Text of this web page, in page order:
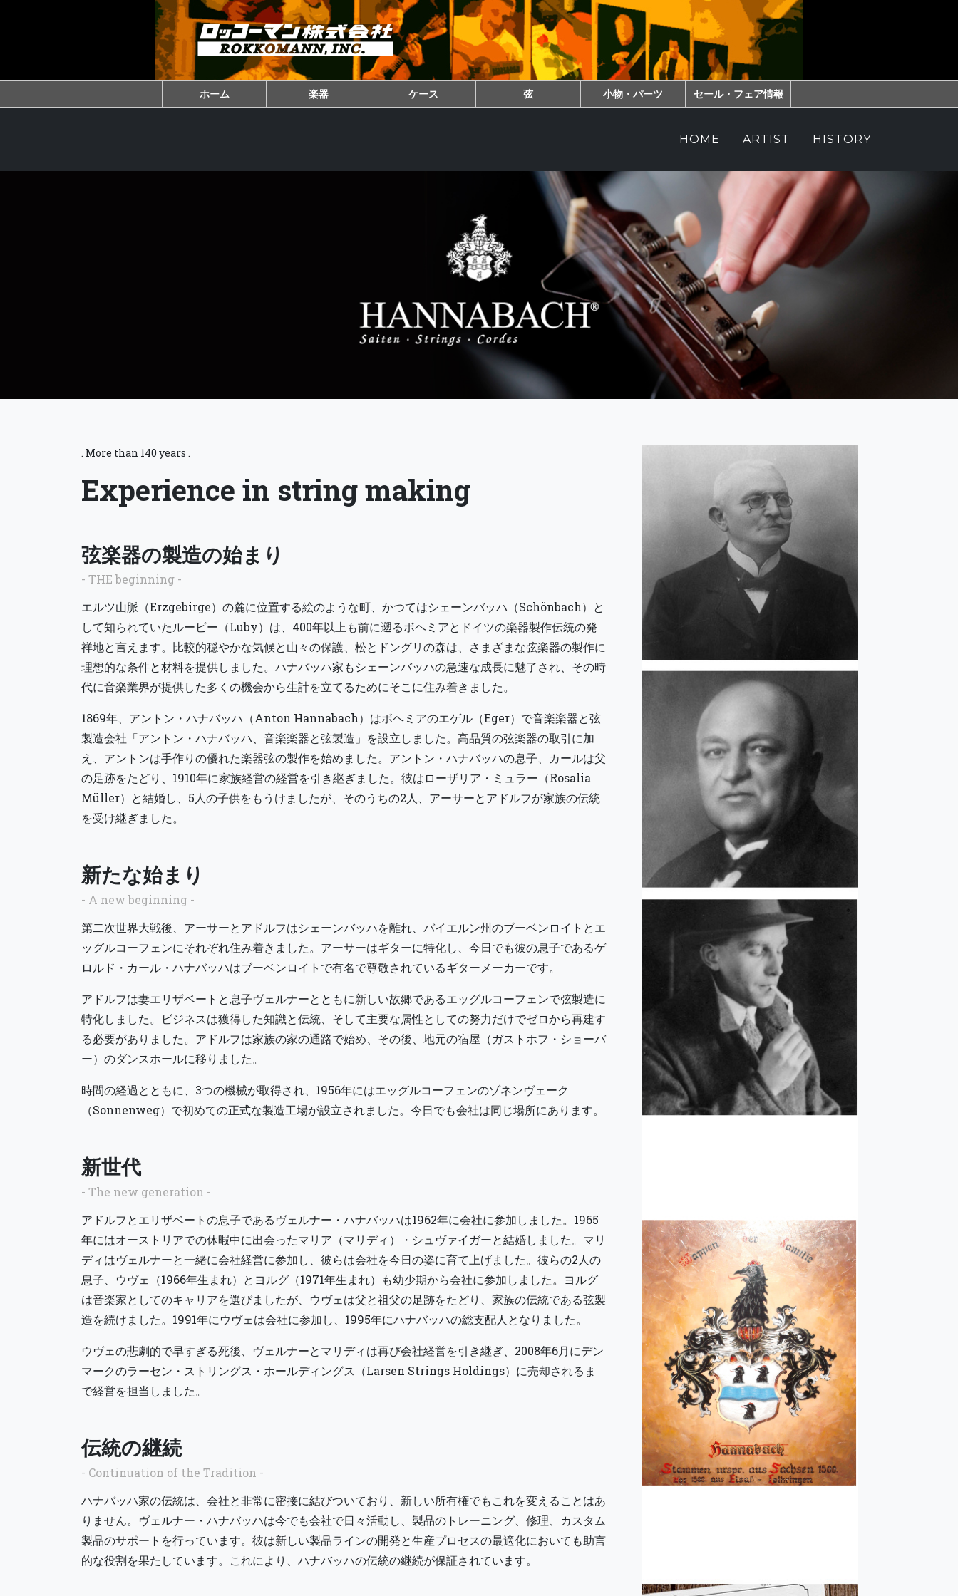
ホーム 楽器 ケース 弦 小物・パーツ セール・フェア情報
HOME ARTIST HISTORY
. More than 140 years .
Experience in string making
弦楽器の製造の始まり
- THE beginning -
エルツ山脈（Erzgebirge）の麓に位置する絵のような町、かつてはシェーンバッハ（Schönbach）と
して知られていたルービー（Luby）は、400年以上も前に遡るボヘミアとドイツの楽器製作伝統の発
祥地と言えます。比較的穏やかな気候と山々の保護、松とドングリの森は、さまざまな弦楽器の製作に
理想的な条件と材料を提供しました。ハナバッハ家もシェーンバッハの急速な成長に魅了され、その時
代に音楽業界が提供した多くの機会から生計を立てるためにそこに住み着きました。
1869年、アントン・ハナバッハ（Anton Hannabach）はボヘミアのエゲル（Eger）で音楽楽器と弦
製造会社「アントン・ハナバッハ、音楽楽器と弦製造」を設立しました。高品質の弦楽器の取引に加
え、アントンは手作りの優れた楽器弦の製作を始めました。アントン・ハナバッハの息子、カールは父
の足跡をたどり、1910年に家族経営の経営を引き継ぎました。彼はローザリア・ミュラー（Rosalia
Müller）と結婚し、5人の子供をもうけましたが、そのうちの2人、アーサーとアドルフが家族の伝統
を受け継ぎました。
新たな始まり
- A new beginning -
第二次世界大戦後、アーサーとアドルフはシェーンバッハを離れ、バイエルン州のブーベンロイトとエ
ッグルコーフェンにそれぞれ住み着きました。アーサーはギターに特化し、今日でも彼の息子であるゲ
ロルド・カール・ハナバッハはブーベンロイトで有名で尊敬されているギターメーカーです。
アドルフは妻エリザベートと息子ヴェルナーとともに新しい故郷であるエッグルコーフェンで弦製造に
特化しました。ビジネスは獲得した知識と伝統、そして主要な属性としての努力だけでゼロから再建す
る必要がありました。アドルフは家族の家の通路で始め、その後、地元の宿屋（ガストホフ・ショーバ
ー）のダンスホールに移りました。
時間の経過とともに、3つの機械が取得され、1956年にはエッグルコーフェンのゾネンヴェーク
（Sonnenweg）で初めての正式な製造工場が設立されました。今日でも会社は同じ場所にあります。
新世代
- The new generation -
アドルフとエリザベートの息子であるヴェルナー・ハナバッハは1962年に会社に参加しました。1965
年にはオーストリアでの休暇中に出会ったマリア（マリディ）・シュヴァイガーと結婚しました。マリ
ディはヴェルナーと一緒に会社経営に参加し、彼らは会社を今日の姿に育て上げました。彼らの2人の
息子、ウヴェ（1966年生まれ）とヨルグ（1971年生まれ）も幼少期から会社に参加しました。ヨルグ
は音楽家としてのキャリアを選びましたが、ウヴェは父と祖父の足跡をたどり、家族の伝統である弦製
造を続けました。1991年にウヴェは会社に参加し、1995年にハナバッハの総支配人となりました。
ウヴェの悲劇的で早すぎる死後、ヴェルナーとマリディは再び会社経営を引き継ぎ、2008年6月にデン
マークのラーセン・ストリングス・ホールディングス（Larsen Strings Holdings）に売却されるま
で経営を担当しました。
伝統の継続
- Continuation of the Tradition -
ハナバッハ家の伝統は、会社と非常に密接に結びついており、新しい所有権でもこれを変えることはあ
りません。ヴェルナー・ハナバッハは今でも会社で日々活動し、製品のトレーニング、修理、カスタム
製品のサポートを行っています。彼は新しい製品ラインの開発と生産プロセスの最適化においても助言
的な役割を果たしています。これにより、ハナバッハの伝統の継続が保証されています。